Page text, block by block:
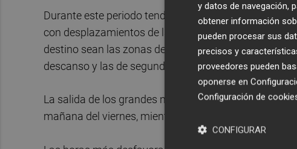
Durante este periodo tendrá lugar un importante
con desplazamientos de largo y corto recorrido que
destino sean las zonas de montaña para la práctica
descanso y las de segunda residencia.
La salida de los grandes núcleos urbanos tendrá
mañana del viernes, mientras el retorno estará
y datos de navegación,
obtener información
pueden procesar sus
precisos y
proveedores pueden
oponerse en
Configuración de
CONFIGURAR